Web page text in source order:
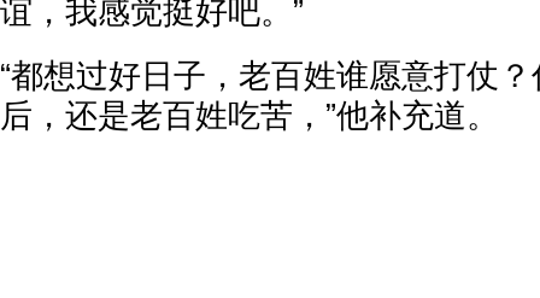
谊，我感觉挺好吧。”
“都想过好日子，老百姓谁愿意打仗
后，还是老百姓吃苦，”他补充道。